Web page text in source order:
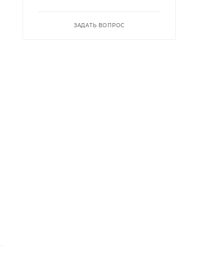
ЗАДАТЬ ВОПРОС